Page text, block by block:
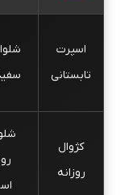
اسپرت
تابستانی
کژوال
روزانه